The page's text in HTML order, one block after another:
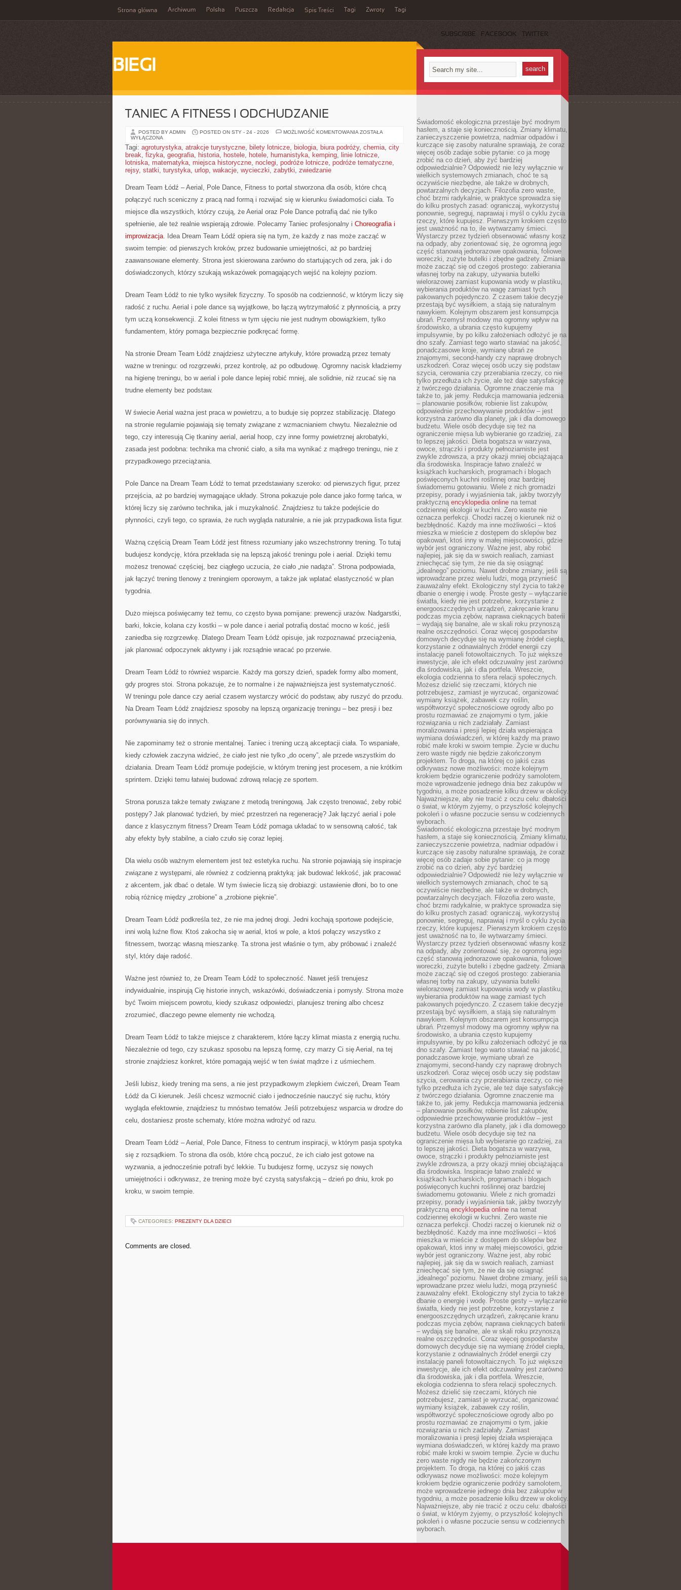
Strona główna Archiwum Polska Puszcza Redakcja Spis Treści Tagi Zwroty Tagi
SUBSCRIBE FACEBOOK TWITTER
BIEGI
TANIEC A FITNESS I ODCHUDZANIE
POSTED BY ADMIN POSTED ON STY - 24 - 2026 MOŻLIWOŚĆ KOMENTOWANIA TANIEC
I
ODCHUDZANIE
ZOSTAŁA
WYŁĄCZONA
Tagi: agroturystyka, atrakcje turystyczne, bilety lotnicze, biologia, biura podróży, chemia, city
break, fizyka, geografia, historia, hostele, hotele, humanistyka, kemping, linie lotnicze,
lotniska, matematyka, miejsca historyczne, noclegi, podróże lotnicze, podróże tematyczne,
rejsy, statki, turystyka, urlop, wakacje, wycieczki, zabytki, zwiedzanie
Dream Team Łódź – Aerial, Pole Dance, Fitness to portal stworzona dla osób, które chcą
połączyć ruch sceniczny z pracą nad formą i rozwijać się w kierunku świadomości ciała. To
miejsce dla wszystkich, którzy czują, że Aerial oraz Pole Dance potrafią dać nie tylko
spełnienie, ale też realnie wspierają zdrowie. Polecamy Taniec profesjonalny i Choreografia i
improwizacja. Idea Dream Team Łódź opiera się na tym, że każdy z nas może zacząć w
swoim tempie: od pierwszych kroków, przez budowanie umiejętności, aż po bardziej
zaawansowane elementy. Strona jest skierowana zarówno do startujących od zera, jak i do
doświadczonych, którzy szukają wskazówek pomagających wejść na kolejny poziom.
Dream Team Łódź to nie tylko wysiłek fizyczny. To sposób na codzienność, w którym liczy się
radość z ruchu. Aerial i pole dance są wyjątkowe, bo łączą wytrzymałość z płynnością, a przy
tym uczą konsekwencji. Z kolei fitness w tym ujęciu nie jest nudnym obowiązkiem, tylko
fundamentem, który pomaga bezpiecznie podkręcać formę.
Na stronie Dream Team Łódź znajdziesz użyteczne artykuły, które prowadzą przez tematy
ważne w treningu: od rozgrzewki, przez kontrolę, aż po odbudowę. Ogromny nacisk kładziemy
na higienę treningu, bo w aerial i pole dance lepiej robić mniej, ale solidnie, niż rzucać się na
trudne elementy bez podstaw.
W świecie Aerial ważna jest praca w powietrzu, a to buduje się poprzez stabilizację. Dlatego
na stronie regularnie pojawiają się tematy związane z wzmacnianiem chwytu. Niezależnie od
tego, czy interesują Cię tkaniny aerial, aerial hoop, czy inne formy powietrznej akrobatyki,
zasada jest podobna: technika ma chronić ciało, a siła ma wynikać z mądrego treningu, nie z
przypadkowego przeciążania.
Pole Dance na Dream Team Łódź to temat przedstawiany szeroko: od pierwszych figur, przez
przejścia, aż po bardziej wymagające układy. Strona pokazuje pole dance jako formę tańca, w
której liczy się zarówno technika, jak i muzykalność. Znajdziesz tu także podejście do
płynności, czyli tego, co sprawia, że ruch wygląda naturalnie, a nie jak przypadkowa lista figur.
Ważną częścią Dream Team Łódź jest fitness rozumiany jako wszechstronny trening. To tutaj
budujesz kondycję, która przekłada się na lepszą jakość treningu pole i aerial. Dzięki temu
możesz trenować częściej, bez ciągłego uczucia, że ciało „nie nadąża”. Strona podpowiada,
jak łączyć trening tlenowy z treningiem oporowym, a także jak wplatać elastyczność w plan
tygodnia.
Dużo miejsca poświęcamy też temu, co często bywa pomijane: prewencji urazów. Nadgarstki,
barki, łokcie, kolana czy kostki – w pole dance i aerial potrafią dostać mocno w kość, jeśli
zaniedba się rozgrzewkę. Dlatego Dream Team Łódź opisuje, jak rozpoznawać przeciążenia,
jak planować odpoczynek aktywny i jak rozsądnie wracać po przerwie.
Dream Team Łódź to również wsparcie. Każdy ma gorszy dzień, spadek formy albo moment,
gdy progres stoi. Strona pokazuje, że to normalne i że najważniejsza jest systematyczność.
W treningu pole dance czy aerial czasem wystarczy wrócić do podstaw, aby ruszyć do przodu.
Na Dream Team Łódź znajdziesz sposoby na lepszą organizację treningu – bez presji i bez
porównywania się do innych.
Nie zapominamy też o stronie mentalnej. Taniec i trening uczą akceptacji ciała. To wspaniałe,
kiedy człowiek zaczyna widzieć, że ciało jest nie tylko „do oceny”, ale przede wszystkim do
działania. Dream Team Łódź promuje podejście, w którym trening jest procesem, a nie krótkim
sprintem. Dzięki temu łatwiej budować zdrową relację ze sportem.
Strona porusza także tematy związane z metodą treningową. Jak często trenować, żeby robić
postępy? Jak planować tydzień, by mieć przestrzeń na regenerację? Jak łączyć aerial i pole
dance z klasycznym fitness? Dream Team Łódź pomaga układać to w sensowną całość, tak
aby efekty były stabilne, a ciało czuło się coraz lepiej.
Dla wielu osób ważnym elementem jest też estetyka ruchu. Na stronie pojawiają się inspiracje
związane z występami, ale również z codzienną praktyką: jak budować lekkość, jak pracować
z akcentem, jak dbać o detale. W tym świecie liczą się drobiazgi: ustawienie dłoni, bo to one
robią różnicę między „zrobione” a „zrobione pięknie”.
Dream Team Łódź podkreśla też, że nie ma jednej drogi. Jedni kochają sportowe podejście,
inni wolą luźne flow. Ktoś zakocha się w aerial, ktoś w pole, a ktoś połączy wszystko z
fitnessem, tworząc własną mieszankę. Ta strona jest właśnie o tym, aby próbować i znaleźć
styl, który daje radość.
Ważne jest również to, że Dream Team Łódź to społeczność. Nawet jeśli trenujesz
indywidualnie, inspirują Cię historie innych, wskazówki, doświadczenia i pomysły. Strona może
być Twoim miejscem powrotu, kiedy szukasz odpowiedzi, planujesz trening albo chcesz
zrozumieć, dlaczego pewne elementy nie wchodzą.
Dream Team Łódź to także miejsce z charakterem, które łączy klimat miasta z energią ruchu.
Niezależnie od tego, czy szukasz sposobu na lepszą formę, czy marzy Ci się Aerial, na tej
stronie znajdziesz konkret, które pomagają wejść w ten świat mądrze i z uśmiechem.
Jeśli lubisz, kiedy trening ma sens, a nie jest przypadkowym zlepkiem ćwiczeń, Dream Team
Łódź da Ci kierunek. Jeśli chcesz wzmocnić ciało i jednocześnie nauczyć się ruchu, który
wygląda efektownie, znajdziesz tu mnóstwo tematów. Jeśli potrzebujesz wsparcia w drodze do
celu, dostaniesz proste schematy, które można wdrożyć od razu.
Dream Team Łódź – Aerial, Pole Dance, Fitness to centrum inspiracji, w którym pasja spotyka
się z rozsądkiem. To strona dla osób, które chcą poczuć, że ich ciało jest gotowe na
wyzwania, a jednocześnie potrafi być lekkie. Tu budujesz formę, uczysz się nowych
umiejętności i odkrywasz, że trening może być czystą satysfakcją – dzień po dniu, krok po
kroku, w swoim tempie.
CATEGORIES: PREZENTY DLA DZIECI
Comments are closed.
Świadomość ekologiczna przestaje być modnym
hasłem, a staje się koniecznością. Zmiany klimatu,
zanieczyszczenie powietrza, nadmiar odpadów i
kurczące się zasoby naturalne sprawiają, że coraz
więcej osób zadaje sobie pytanie: co ja mogę
zrobić na co dzień, aby żyć bardziej
odpowiedzialnie? Odpowiedź nie leży wyłącznie w
wielkich systemowych zmianach, choć te są
oczywiście niezbędne, ale także w drobnych,
powtarzalnych decyzjach. Filozofia zero waste,
choć brzmi radykalnie, w praktyce sprowadza się
do kilku prostych zasad: ograniczaj, wykorzystuj
ponownie, segreguj, naprawiaj i myśl o cyklu życia
rzeczy, które kupujesz. Pierwszym krokiem często
jest uważność na to, ile wytwarzamy śmieci.
Wystarczy przez tydzień obserwować własny kosz
na odpady, aby zorientować się, że ogromną jego
część stanowią jednorazowe opakowania, foliowe
woreczki, zużyte butelki i zbędne gadżety. Zmiana
może zacząć się od czegoś prostego: zabierania
własnej torby na zakupy, używania butelki
wielorazowej zamiast kupowania wody w plastiku,
wybierania produktów na wagę zamiast tych
pakowanych pojedynczo. Z czasem takie decyzje
przestają być wysiłkiem, a stają się naturalnym
nawykiem. Kolejnym obszarem jest konsumpcja
ubrań. Przemysł modowy ma ogromny wpływ na
środowisko, a ubrania często kupujemy
impulsywnie, by po kilku założeniach odłożyć je na
dno szafy. Zamiast tego warto stawiać na jakość,
ponadczasowe kroje, wymianę ubrań ze
znajomymi, second-handy czy naprawę drobnych
uszkodzeń. Coraz więcej osób uczy się podstaw
szycia, cerowania czy przerabiania rzeczy, co nie
tylko przedłuża ich życie, ale też daje satysfakcję
z twórczego działania. Ogromne znaczenie ma
także to, jak jemy. Redukcja marnowania jedzenia
– planowanie posiłków, robienie list zakupów,
odpowiednie przechowywanie produktów – jest
korzystna zarówno dla planety, jak i dla domowego
budżetu. Wiele osób decyduje się też na
ograniczenie mięsa lub wybieranie go rzadziej, za
to lepszej jakości. Dieta bogatsza w warzywa,
owoce, strączki i produkty pełnoziarniste jest
zwykle zdrowsza, a przy okazji mniej obciążająca
dla środowiska. Inspiracje łatwo znaleźć w
książkach kucharskich, programach i blogach
poświęconych kuchni roślinnej oraz bardziej
świadomemu gotowaniu. Wiele z nich gromadzi
przepisy, porady i wyjaśnienia tak, jakby tworzyły
praktyczną encyklopedia online na temat
codziennej ekologii w kuchni. Zero waste nie
oznacza perfekcji. Chodzi raczej o kierunek niż o
bezbłędność. Każdy ma inne możliwości – ktoś
mieszka w mieście z dostępem do sklepów bez
opakowań, ktoś inny w małej miejscowości, gdzie
wybór jest ograniczony. Ważne jest, aby robić
najlepiej, jak się da w swoich realiach, zamiast
zniechęcać się tym, że nie da się osiągnąć
„idealnego” poziomu. Nawet drobne zmiany, jeśli są
wprowadzane przez wielu ludzi, mogą przynieść
zauważalny efekt. Ekologiczny styl życia to także
dbanie o energię i wodę. Proste gesty – wyłączanie
światła, kiedy nie jest potrzebne, korzystanie z
energooszczędnych urządzeń, zakręcanie kranu
podczas mycia zębów, naprawa cieknących baterii
– wydają się banalne, ale w skali roku przynoszą
realne oszczędności. Coraz więcej gospodarstw
domowych decyduje się na wymianę źródeł ciepła,
korzystanie z odnawialnych źródeł energii czy
instalację paneli fotowoltaicznych. To już większe
inwestycje, ale ich efekt odczuwalny jest zarówno
dla środowiska, jak i dla portfela. Wreszcie,
ekologia codzienna to sfera relacji społecznych.
Możesz dzielić się rzeczami, których nie
potrzebujesz, zamiast je wyrzucać, organizować
wymiany książek, zabawek czy roślin,
współtworzyć społecznościowe ogrody albo po
prostu rozmawiać ze znajomymi o tym, jakie
rozwiązania u nich zadziałały. Zamiast
moralizowania i presji lepiej działa wspierająca
wymiana doświadczeń, w której każdy ma prawo
robić małe kroki w swoim tempie. Życie w duchu
zero waste nigdy nie będzie zakończonym
projektem. To droga, na której co jakiś czas
odkrywasz nowe możliwości: może kolejnym
krokiem będzie ograniczenie podróży samolotem,
może wprowadzenie jednego dnia bez zakupów w
tygodniu, a może posadzenie kilku drzew w okolicy.
Najważniejsze, aby nie tracić z oczu celu: dbałości
o świat, w którym żyjemy, o przyszłość kolejnych
pokoleń i o własne poczucie sensu w codziennych
wyborach.
Świadomość ekologiczna przestaje być modnym
hasłem, a staje się koniecznością. Zmiany klimatu,
zanieczyszczenie powietrza, nadmiar odpadów i
kurczące się zasoby naturalne sprawiają, że coraz
więcej osób zadaje sobie pytanie: co ja mogę
zrobić na co dzień, aby żyć bardziej
odpowiedzialnie? Odpowiedź nie leży wyłącznie w
wielkich systemowych zmianach, choć te są
oczywiście niezbędne, ale także w drobnych,
powtarzalnych decyzjach. Filozofia zero waste,
choć brzmi radykalnie, w praktyce sprowadza się
do kilku prostych zasad: ograniczaj, wykorzystuj
ponownie, segreguj, naprawiaj i myśl o cyklu życia
rzeczy, które kupujesz. Pierwszym krokiem często
jest uważność na to, ile wytwarzamy śmieci.
Wystarczy przez tydzień obserwować własny kosz
na odpady, aby zorientować się, że ogromną jego
część stanowią jednorazowe opakowania, foliowe
woreczki, zużyte butelki i zbędne gadżety. Zmiana
może zacząć się od czegoś prostego: zabierania
własnej torby na zakupy, używania butelki
wielorazowej zamiast kupowania wody w plastiku,
wybierania produktów na wagę zamiast tych
pakowanych pojedynczo. Z czasem takie decyzje
przestają być wysiłkiem, a stają się naturalnym
nawykiem. Kolejnym obszarem jest konsumpcja
ubrań. Przemysł modowy ma ogromny wpływ na
środowisko, a ubrania często kupujemy
impulsywnie, by po kilku założeniach odłożyć je na
dno szafy. Zamiast tego warto stawiać na jakość,
ponadczasowe kroje, wymianę ubrań ze
znajomymi, second-handy czy naprawę drobnych
uszkodzeń. Coraz więcej osób uczy się podstaw
szycia, cerowania czy przerabiania rzeczy, co nie
tylko przedłuża ich życie, ale też daje satysfakcję
z twórczego działania. Ogromne znaczenie ma
także to, jak jemy. Redukcja marnowania jedzenia
– planowanie posiłków, robienie list zakupów,
odpowiednie przechowywanie produktów – jest
korzystna zarówno dla planety, jak i dla domowego
budżetu. Wiele osób decyduje się też na
ograniczenie mięsa lub wybieranie go rzadziej, za
to lepszej jakości. Dieta bogatsza w warzywa,
owoce, strączki i produkty pełnoziarniste jest
zwykle zdrowsza, a przy okazji mniej obciążająca
dla środowiska. Inspiracje łatwo znaleźć w
książkach kucharskich, programach i blogach
poświęconych kuchni roślinnej oraz bardziej
świadomemu gotowaniu. Wiele z nich gromadzi
przepisy, porady i wyjaśnienia tak, jakby tworzyły
praktyczną encyklopedia online na temat
codziennej ekologii w kuchni. Zero waste nie
oznacza perfekcji. Chodzi raczej o kierunek niż o
bezbłędność. Każdy ma inne możliwości – ktoś
mieszka w mieście z dostępem do sklepów bez
opakowań, ktoś inny w małej miejscowości, gdzie
wybór jest ograniczony. Ważne jest, aby robić
najlepiej, jak się da w swoich realiach, zamiast
zniechęcać się tym, że nie da się osiągnąć
„idealnego” poziomu. Nawet drobne zmiany, jeśli są
wprowadzane przez wielu ludzi, mogą przynieść
zauważalny efekt. Ekologiczny styl życia to także
dbanie o energię i wodę. Proste gesty – wyłączanie
światła, kiedy nie jest potrzebne, korzystanie z
energooszczędnych urządzeń, zakręcanie kranu
podczas mycia zębów, naprawa cieknących baterii
– wydają się banalne, ale w skali roku przynoszą
realne oszczędności. Coraz więcej gospodarstw
domowych decyduje się na wymianę źródeł ciepła,
korzystanie z odnawialnych źródeł energii czy
instalację paneli fotowoltaicznych. To już większe
inwestycje, ale ich efekt odczuwalny jest zarówno
dla środowiska, jak i dla portfela. Wreszcie,
ekologia codzienna to sfera relacji społecznych.
Możesz dzielić się rzeczami, których nie
potrzebujesz, zamiast je wyrzucać, organizować
wymiany książek, zabawek czy roślin,
współtworzyć społecznościowe ogrody albo po
prostu rozmawiać ze znajomymi o tym, jakie
rozwiązania u nich zadziałały. Zamiast
moralizowania i presji lepiej działa wspierająca
wymiana doświadczeń, w której każdy ma prawo
robić małe kroki w swoim tempie. Życie w duchu
zero waste nigdy nie będzie zakończonym
projektem. To droga, na której co jakiś czas
odkrywasz nowe możliwości: może kolejnym
krokiem będzie ograniczenie podróży samolotem,
może wprowadzenie jednego dnia bez zakupów w
tygodniu, a może posadzenie kilku drzew w okolicy.
Najważniejsze, aby nie tracić z oczu celu: dbałości
o świat, w którym żyjemy, o przyszłość kolejnych
pokoleń i o własne poczucie sensu w codziennych
wyborach.